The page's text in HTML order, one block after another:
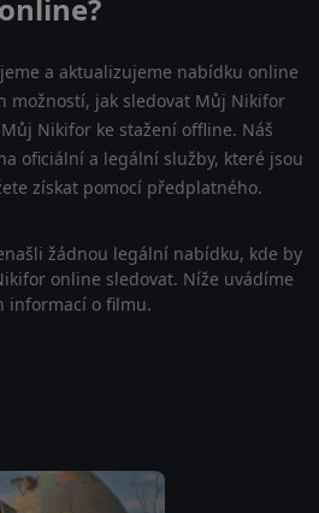
online?
a aktualizujeme nabídku online
možností, jak sledovat Můj Nikifor
Nikifor ke stažení offline. Náš
oficiální a legální služby, které jsou
získat pomocí předplatného.
žádnou legální nabídku, kde by
online sledovat. Níže uvádíme
informací o filmu.